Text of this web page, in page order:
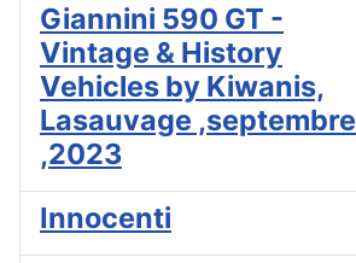
Giannini 590 GT -
Vintage & History
Vehicles by Kiwanis,
Lasauvage ,septembre
,2023
Innocenti